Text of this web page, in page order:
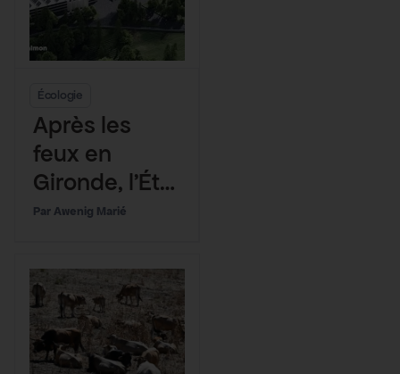
Écologie
Après les
feux en
Gironde, l’État
autorise le
mégaferme
de saumons
Awenig Marié